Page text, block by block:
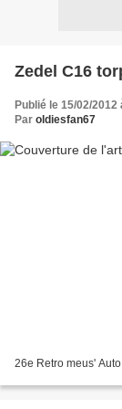
Zedel C16
Publié le 15/02/2012
Par oldiesfan67
26e Retro meus'